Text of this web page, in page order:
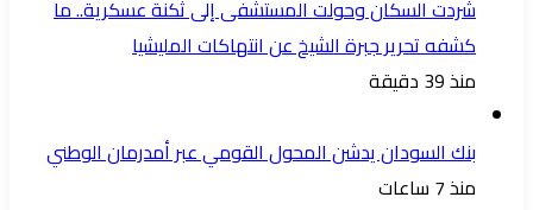
شردت السكان وحولت المستشفى إلى ثكنة عسكرية.. ما
كشفه تحرير جبرة الشيخ عن انتهاكات المليشيا
منذ 39 دقيقة
بنك السودان يدشن المحول القومي عبر أمدرمان الوطني
منذ 7 ساعات